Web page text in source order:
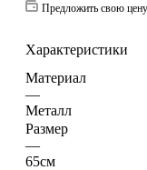
Предложить свою цену
Характеристики
Материал
—
Металл
Размер
—
65см